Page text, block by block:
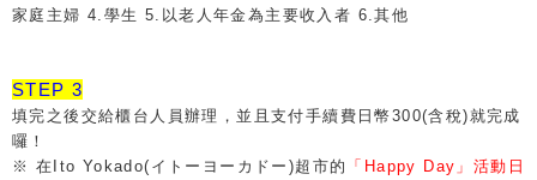
家庭主婦 4.學生 5.以老人年金為主要收入者 6.其他
STEP 3
填完之後交給櫃台人員辦理，並且支付手續費日幣300(含稅)就完成
囉！
※ 在Ito Yokado(イトーヨーカドー)超市的 「Happy Day」活動日